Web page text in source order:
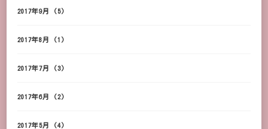
2017年9月 (5)
2017年8月 (1)
2017年7月 (3)
2017年6月 (2)
2017年5月 (4)